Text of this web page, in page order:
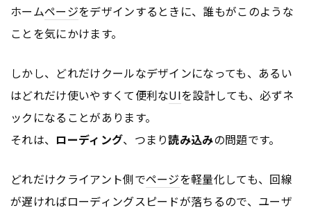
ホームページをデザインするときに、誰もがこのような
ことを気にかけます。
しかし、どれだけクールなデザインになっても、あるい
はどれだけ使いやすくて便利なUIを設計しても、必ずネ
ックになることがあります。
それは、 ローディング、つまり読み込みの問題です。
どれだけクライアント側でページを軽量化しても、回線
が遅ければローディングスピードが落ちるので、ユーザ